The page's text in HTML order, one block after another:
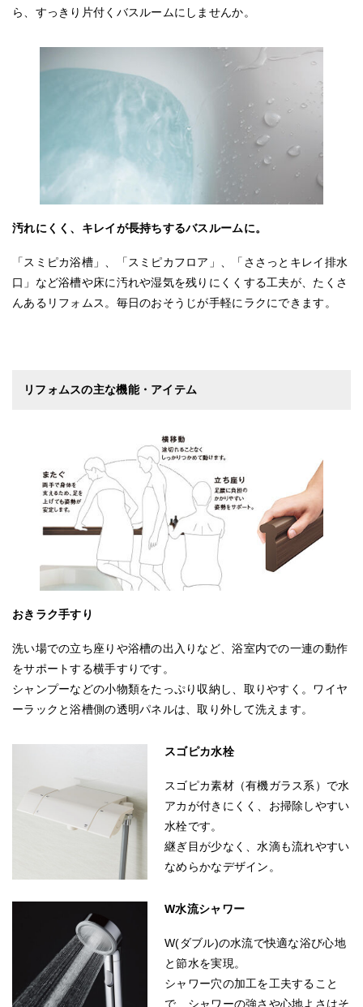
ら、すっきり片付くバスルームにしませんか。
汚れにくく、キレイが長持ちするバスルームに。
「スミピカ浴槽」、「スミピカフロア」、「ささっとキレイ排水
口」など浴槽や床に汚れや湿気を残りにくくする工夫が、たくさ
んあるリフォムス。毎日のおそうじが手軽にラクにできます。
リフォムスの主な機能・アイテム
おきラク手すり
洗い場での立ち座りや浴槽の出入りなど、浴室内での一連の動作
をサポートする横手すりです。
シャンプーなどの小物類をたっぷり収納し、取りやすく。ワイヤ
ーラックと浴槽側の透明パネルは、取り外して洗えます。
スゴピカ水栓
スゴピカ素材（有機ガラス系）で水
アカが付きにくく、お掃除しやすい
水栓です。
継ぎ目が少なく、水滴も流れやすい
なめらかなデザイン。
W水流シャワー
W(ダブル)の水流で快適な浴び心地
と節水を実現。
シャワー穴の加工を工夫すること
で、シャワーの強さや心地よさはそ